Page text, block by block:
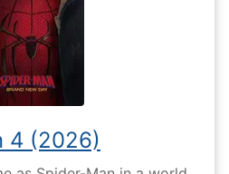
4 (2026)